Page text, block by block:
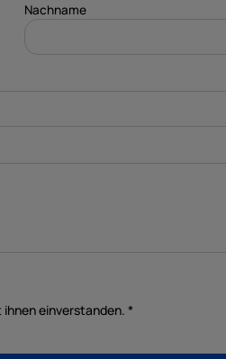
Nachname
gelesen und bin mit ihnen einverstanden. *